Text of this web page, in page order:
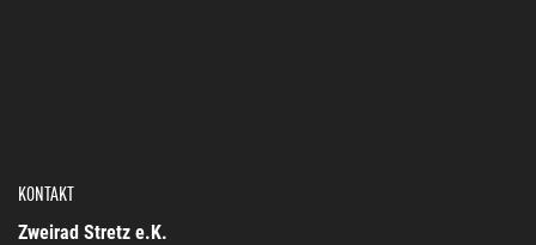
KONTAKT
Zweirad Stretz e.K.